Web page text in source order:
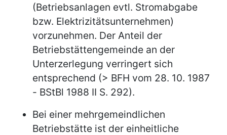
(Betriebsanlagen evtl. Stromabgabe
bzw. Elektrizitätsunternehmen)
vorzunehmen. Der Anteil der
Betriebstättengemeinde an der
Unterzerlegung verringert sich
entsprechend (> BFH vom 28. 10. 1987
- BStBl 1988 II S. 292).
Bei einer mehrgemeindlichen
Betriebstätte ist der einheitliche